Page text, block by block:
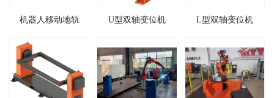
机器人移动地轨 U型双轴变位机 L型双轴变位机